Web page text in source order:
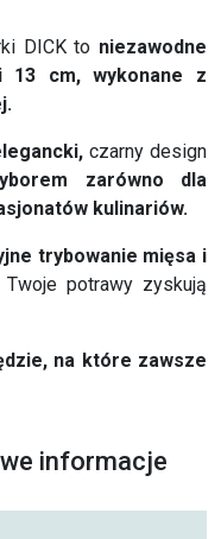
DICK to niezawodne
13 cm, wykonane z
czarny design
zarówno dla
kulinariów.
trybowanie mięsa i
potrawy zyskują
na które zawsze
informacje